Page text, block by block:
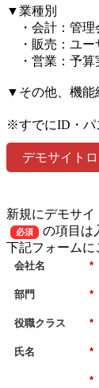
▼業種別​
・会計：管理
・販売：ユー
・営業：予算
▼その他、機能
※すでにID・パ
デモサイト
新規にデモサ
必須
の項目は
下記フォームに
*
会社名
*
部門
*
役職クラス
*
氏名
*